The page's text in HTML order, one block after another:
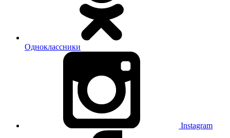
Одноклассники
Instagram